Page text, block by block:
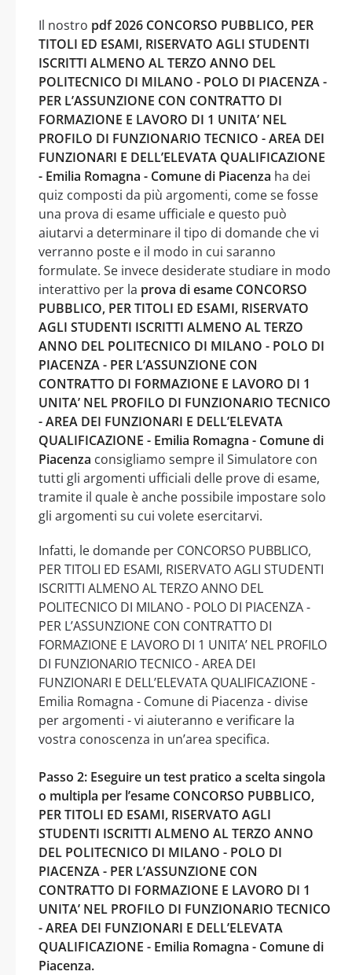
Il nostro pdf 2026 CONCORSO PUBBLICO, PER
TITOLI ED ESAMI, RISERVATO AGLI STUDENTI
ISCRITTI ALMENO AL TERZO ANNO DEL
POLITECNICO DI MILANO - POLO DI PIACENZA -
PER L’ASSUNZIONE CON CONTRATTO DI
FORMAZIONE E LAVORO DI 1 UNITA’ NEL
PROFILO DI FUNZIONARIO TECNICO - AREA DEI
FUNZIONARI E DELL’ELEVATA QUALIFICAZIONE
- Emilia Romagna - Comune di Piacenza ha dei
quiz composti da più argomenti, come se fosse
una prova di esame ufficiale e questo può
aiutarvi a determinare il tipo di domande che vi
verranno poste e il modo in cui saranno
formulate. Se invece desiderate studiare in modo
interattivo per la prova di esame CONCORSO
PUBBLICO, PER TITOLI ED ESAMI, RISERVATO
AGLI STUDENTI ISCRITTI ALMENO AL TERZO
ANNO DEL POLITECNICO DI MILANO - POLO DI
PIACENZA - PER L’ASSUNZIONE CON
CONTRATTO DI FORMAZIONE E LAVORO DI 1
UNITA’ NEL PROFILO DI FUNZIONARIO TECNICO
- AREA DEI FUNZIONARI E DELL’ELEVATA
QUALIFICAZIONE - Emilia Romagna - Comune di
Piacenza consigliamo sempre il Simulatore con
tutti gli argomenti ufficiali delle prove di esame,
tramite il quale è anche possibile impostare solo
gli argomenti su cui volete esercitarvi.
Infatti, le domande per CONCORSO PUBBLICO,
PER TITOLI ED ESAMI, RISERVATO AGLI STUDENTI
ISCRITTI ALMENO AL TERZO ANNO DEL
POLITECNICO DI MILANO - POLO DI PIACENZA -
PER L’ASSUNZIONE CON CONTRATTO DI
FORMAZIONE E LAVORO DI 1 UNITA’ NEL PROFILO
DI FUNZIONARIO TECNICO - AREA DEI
FUNZIONARI E DELL’ELEVATA QUALIFICAZIONE -
Emilia Romagna - Comune di Piacenza - divise
per argomenti - vi aiuteranno e verificare la
vostra conoscenza in un’area specifica.
Passo 2: Eseguire un test pratico a scelta singola
o multipla per l’esame CONCORSO PUBBLICO,
PER TITOLI ED ESAMI, RISERVATO AGLI
STUDENTI ISCRITTI ALMENO AL TERZO ANNO
DEL POLITECNICO DI MILANO - POLO DI
PIACENZA - PER L’ASSUNZIONE CON
CONTRATTO DI FORMAZIONE E LAVORO DI 1
UNITA’ NEL PROFILO DI FUNZIONARIO TECNICO
- AREA DEI FUNZIONARI E DELL’ELEVATA
QUALIFICAZIONE - Emilia Romagna - Comune di
Piacenza.